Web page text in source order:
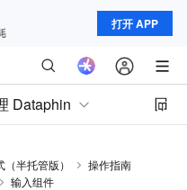
打开 APP
Dataphin
半托管版）
操作指南
输入组件